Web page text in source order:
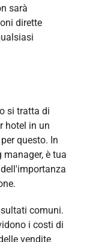
sarà
dirette
si tratta di
hotel in un
questo. In
è tua
comuni.
i costi di
vendite